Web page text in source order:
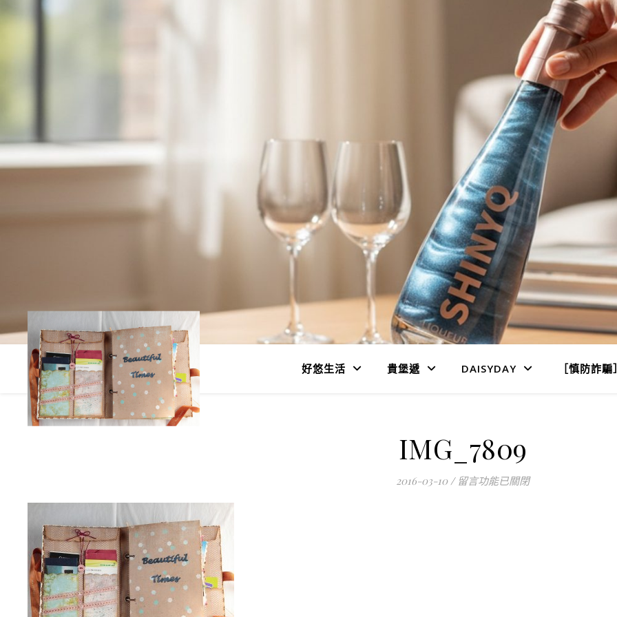
好悠生活 貴堡遞 DAISYDAY ［慎防詐騙
IMG_7809
2016-03-10 / 在〈IMG_7809〉中
留言功能已關閉